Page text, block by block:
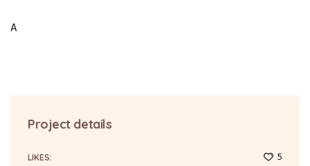
A
Project details
LIKES: 5